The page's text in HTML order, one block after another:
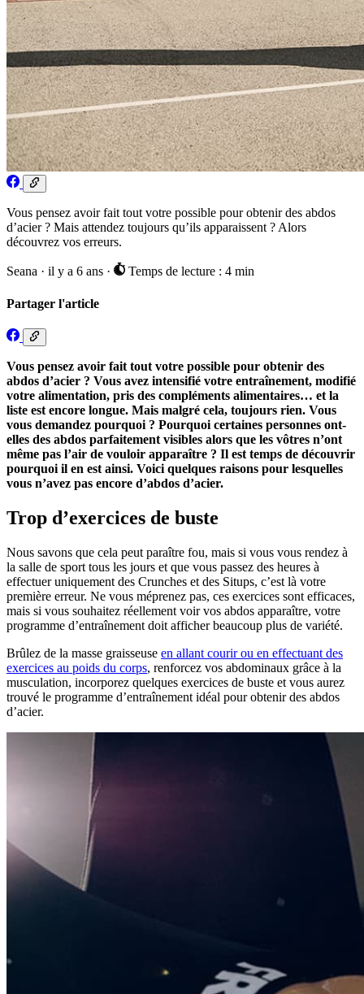
Vous pensez avoir fait tout votre possible pour obtenir des abdos
d’acier ? Mais attendez toujours qu’ils apparaissent ? Alors
découvrez vos erreurs.
Seana · il y a 6 ans · Temps de lecture : 4 min
Partager l'article
Vous pensez avoir fait tout votre possible pour obtenir des
abdos d’acier ? Vous avez intensifié votre entraînement, modifié
votre alimentation, pris des compléments alimentaires… et la
liste est encore longue. Mais malgré cela, toujours rien. Vous
vous demandez pourquoi ? Pourquoi certaines personnes ont-
elles des abdos parfaitement visibles alors que les vôtres n’ont
même pas l’air de vouloir apparaître ? Il est temps de découvrir
pourquoi il en est ainsi. Voici quelques raisons pour lesquelles
vous n’avez pas encore d’abdos d’acier.
Trop d’exercices de buste
Nous savons que cela peut paraître fou, mais si vous vous rendez à
la salle de sport tous les jours et que vous passez des heures à
effectuer uniquement des Crunches et des Situps, c’est là votre
première erreur. Ne vous méprenez pas, ces exercices sont efficaces,
mais si vous souhaitez réellement voir vos abdos apparaître, votre
programme d’entraînement doit afficher beaucoup plus de variété.
Brûlez de la masse graisseuse en allant courir ou en effectuant des
exercices au poids du corps, renforcez vos abdominaux grâce à la
musculation, incorporez quelques exercices de buste et vous aurez
trouvé le programme d’entraînement idéal pour obtenir des abdos
d’acier.